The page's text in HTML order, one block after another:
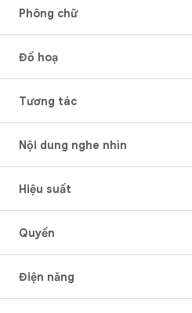
Phông chữ
Đồ hoạ
Tương tác
Nội dung nghe nhìn
Hiệu suất
Quyền
Điện năng